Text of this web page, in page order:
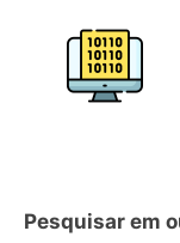
Pesquisar em